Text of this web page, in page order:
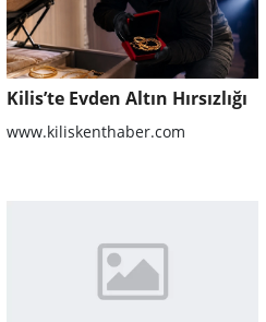
Kilis’te Evden Altın Hırsızlığı
www.kiliskenthaber.com